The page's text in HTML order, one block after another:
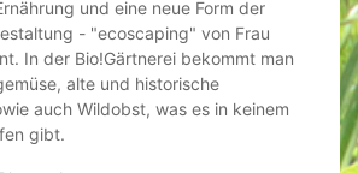
und eine neue Form der
- "ecoscaping" von Frau
In der Bio!Gärtnerei bekommt man
alte und historische
auch Wildobst, was es in keinem
gibt.